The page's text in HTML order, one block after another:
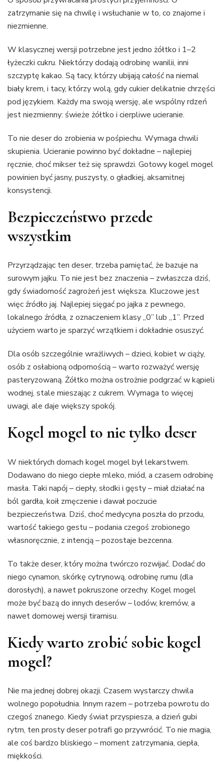
zatrzymanie się na chwilę i wsłuchanie w to, co znajome i
niezmienne.
W klasycznej wersji potrzebne jest jedno żółtko i 1–2
łyżeczki cukru. Niektórzy dodają odrobinę wanilii, inni
szczyptę kakao. Są tacy, którzy ubijają całość na niemal
biały krem, i tacy, którzy wolą, gdy cukier delikatnie chrzęści
pod językiem. Każdy ma swoją wersję, ale wspólny rdzeń
jest niezmienny: świeże żółtko i cierpliwe ucieranie.
To nie deser do zrobienia w pośpiechu. Wymaga chwili
skupienia. Ucieranie powinno być dokładne – najlepiej
ręcznie, choć mikser też się sprawdzi. Gotowy kogel mogel
powinien być jasny, puszysty, o gładkiej, aksamitnej
konsystencji.
Bezpieczeństwo przede
wszystkim
Przyrządzając ten deser, trzeba pamiętać, że bazuje na
surowym jajku. To nie jest bez znaczenia – zwłaszcza dziś,
gdy świadomość zagrożeń jest większa. Kluczowe jest
więc źródło jaj. Najlepiej sięgać po jajka z pewnego,
lokalnego źródła, z oznaczeniem klasy „0” lub „1”. Przed
użyciem warto je sparzyć wrzątkiem i dokładnie osuszyć.
Dla osób szczególnie wrażliwych – dzieci, kobiet w ciąży,
osób z osłabioną odpornością – warto rozważyć wersję
pasteryzowaną. Żółtko można ostrożnie podgrzać w kąpieli
wodnej, stale mieszając z cukrem. Wymaga to więcej
uwagi, ale daje większy spokój.
Kogel mogel to nie tylko deser
W niektórych domach kogel mogel był lekarstwem.
Dodawano do niego ciepłe mleko, miód, a czasem odrobinę
masła. Taki napój – ciepły, słodki i gęsty – miał działać na
ból gardła, koił zmęczenie i dawał poczucie
bezpieczeństwa. Dziś, choć medycyna poszła do przodu,
wartość takiego gestu – podania czegoś zrobionego
własnoręcznie, z intencją – pozostaje bezcenna.
To także deser, który można twórczo rozwijać. Dodać do
niego cynamon, skórkę cytrynową, odrobinę rumu (dla
dorosłych), a nawet pokruszone orzechy. Kogel mogel
może być bazą do innych deserów – lodów, kremów, a
nawet domowej wersji tiramisu.
Kiedy warto zrobić sobie kogel
mogel?
Nie ma jednej dobrej okazji. Czasem wystarczy chwila
wolnego popołudnia. Innym razem – potrzeba powrotu do
czegoś znanego. Kiedy świat przyspiesza, a dzień gubi
rytm, ten prosty deser potrafi go przywrócić. To nie magia,
ale coś bardzo bliskiego – moment zatrzymania, ciepła,
miękkości.